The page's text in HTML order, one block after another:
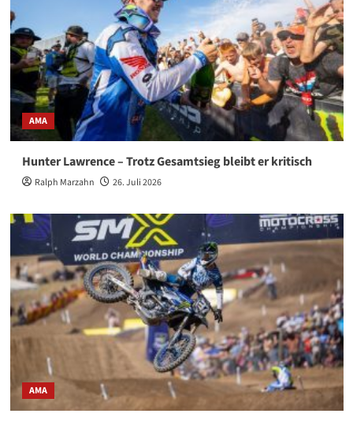
AMA
Hunter Lawrence – Trotz Gesamtsieg bleibt er kritisch
Ralph Marzahn 26. Juli 2026
AMA